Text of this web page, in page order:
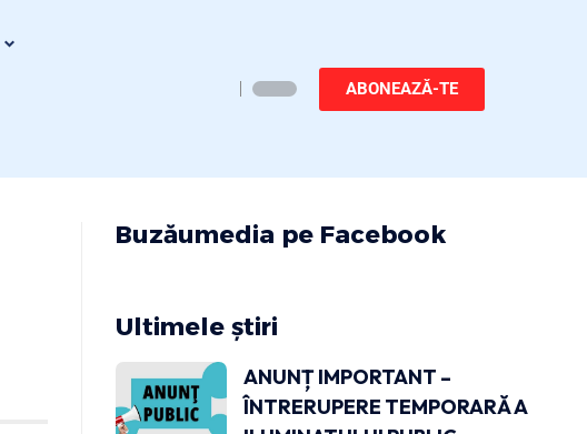
ABONEAZĂ-TE
Buzăumedia pe Facebook
Ultimele știri
ANUNȚ IMPORTANT –
ÎNTRERUPERE TEMPORARĂ A